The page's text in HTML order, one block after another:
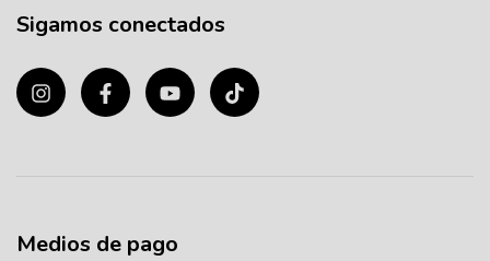
Sigamos conectados
Medios de pago